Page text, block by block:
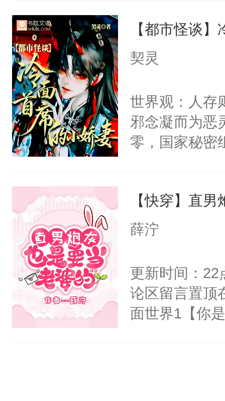
小白莲：“嘤
胡说，我没碰
不愧是大佬，
悉，嗷？这不
可以先看仙帝
人，最终坐上
病，一个个
上了还是无动
间变脸背叛他
的恶事他都对
一个权力滔天
右男主又报
他说：【您
年，存活下
再说一遍。】
【都市怪谈
契灵
世界观：人存
邪念凝而为恶
零，国家秘密
子嗣）。盘
孤独成性，被
嘴硬心软、宠
他才发现：他
氓，本体是全
来想逗逗人类
【快穿】直
薛泞
更新时间：22
论区留言置顶
面世界1【你